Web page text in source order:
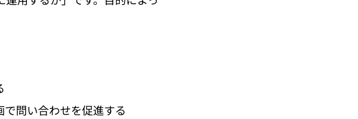
問い合わせを促進する